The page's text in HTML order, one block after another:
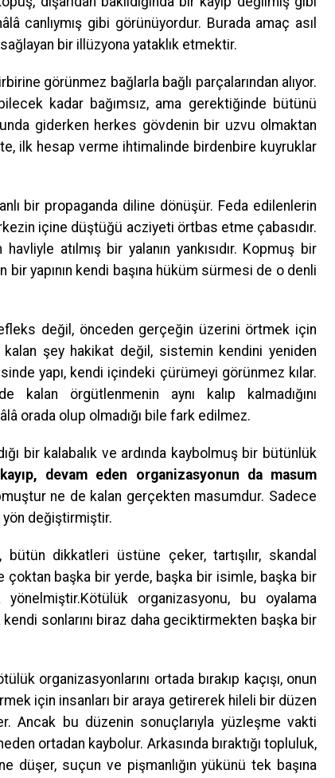
canlıymış gibi görünüyordur. Burada amaç asıl
bir illüzyona yataklık etmektir.
görünmez bağlarla bağlı parçalarından alıyor.
kadar bağımsız, ama gerektiğinde bütünü
giderken herkes gövdenin bir uzvu olmaktan
ilk hesap verme ihtimalinde birdenbire kuyruklar
bir propaganda diline dönüşür. Feda edilenlerin
içine düştüğü acziyeti örtbas etme çabasıdır.
atılmış bir yalanın yankısıdır. Kopmuş bir
bir yapının kendi başına hüküm sürmesi de o denli
değil, önceden gerçeğin üzerini örtmek için
kalan şey hakikat değil, sistemin kendini yeniden
yapı, kendi içindeki çürümeyi görünmez kılar.
kalan örgütlenmenin aynı kalıp kalmadığını
orada olup olmadığı bile fark edilmez.
bir kalabalık ve ardında kaybolmuş bir bütünlük
devam eden organizasyonun da masum
ne de kalan gerçekten masumdur. Sadece
değiştirmiştir.
dikkatleri üstüne çeker, tartışılır, skandal
çoktan başka bir yerde, başka bir isimle, başka bir
organizasyonu, bu oyalama
sonlarını biraz daha geciktirmekten başka bir
organizasyonlarını ortada bırakıp kaçışı, onun
için insanları bir araya getirerek hileli bir düzen
Ancak bu düzenin sonuçlarıyla yüzleşme vakti
ortadan kaybolur. Arkasında bıraktığı topluluk,
düşer, suçun ve pişmanlığın yükünü tek başına